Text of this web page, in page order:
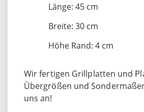
Länge: 45 cm
Breite: 30 cm
Höhe Rand: 4 cm
Wir fertigen Grillplatten und
Übergrößen und
uns an!